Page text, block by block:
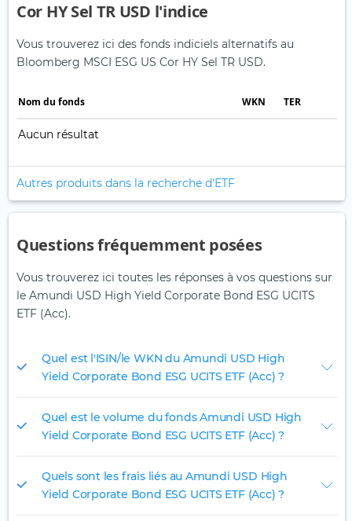
Cor HY Sel TR USD l'indice
Vous trouverez ici des fonds indiciels alternatifs au
Bloomberg MSCI ESG US Cor HY Sel TR USD.
Nom du fonds WKN TER
Aucun résultat
Autres produits dans la recherche d'ETF
Questions fréquemment posées
Vous trouverez ici toutes les réponses à vos questions sur
le Amundi USD High Yield Corporate Bond ESG UCITS
ETF (Acc).
Quel est l'ISIN/le WKN du Amundi USD High
Yield Corporate Bond ESG UCITS ETF (Acc) ?
Quel est le volume du fonds Amundi USD High
Yield Corporate Bond ESG UCITS ETF (Acc) ?
Quels sont les frais liés au Amundi USD High
Yield Corporate Bond ESG UCITS ETF (Acc) ?